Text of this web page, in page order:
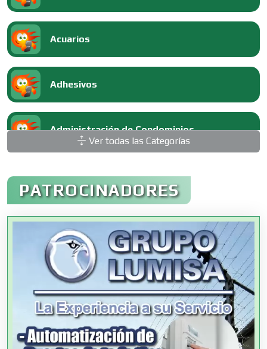
Acuarios
Adhesivos
Administración de Condominios
Administración de Empresas
Agencias Aduanales
Agencias de Autos
Agencias de Cobranza
Ver todas las Categorías
PATROCINADORES